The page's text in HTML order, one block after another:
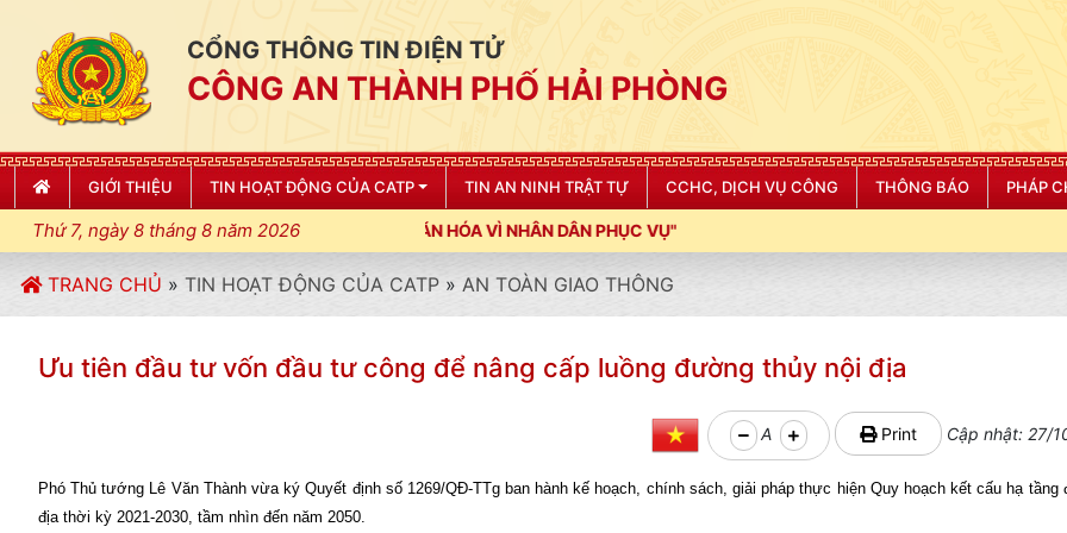
CỔNG THÔNG TIN ĐIỆN TỬ
CÔNG AN THÀNH PHỐ HẢI PHÒNG
GIỚI THIỆU TIN HOẠT ĐỘNG CỦA CATP TIN AN NINH TRẬT TỰ CCHC, DỊCH VỤ CÔNG THÔNG BÁO PHÁP
Thứ 7, ngày 8 tháng 8 năm 2026
XÂY DỰNG NẾP SỐNG VĂN HÓA VÌ NHÂN DÂN PHỤC VỤ"
TRANG CHỦ » TIN HOẠT ĐỘNG CỦA CATP » AN TOÀN GIAO THÔNG
Ưu tiên đầu tư vốn đầu tư công để nâng cấp luồng đường thủy nội địa
A Print Cập nhật: 27/
Phó Thủ tướng Lê Văn Thành vừa ký Quyết định số 1269/QĐ-TTg ban hành kế hoạch, chính sách, giải pháp thực hiện Quy hoạch kết cấu hạ tầng
địa thời kỳ 2021-2030, tầm nhìn đến năm 2050.